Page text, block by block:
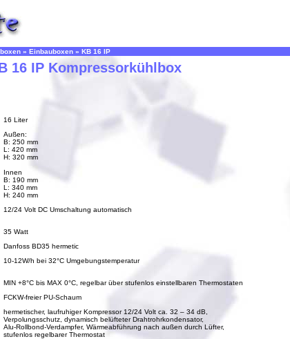
» Einbauboxen » KB 16 IP
16 IP Kompressorkühlbox
16 Liter
Außen:
B: 250 mm
L: 420 mm
H: 320 mm
Innen
B: 190 mm
L: 340 mm
H: 240 mm
12/24 Volt DC Umschaltung automatisch
35 Watt
Danfoss BD35 hermetic
10-12W/h bei 32°C Umgebungstemperatur
MIN +8°C bis MAX 0°C, regelbar über stufenlos einstellbaren Thermostaten
FCKW-freier PU-Schaum
hermetischer, laufruhiger Kompressor 12/24 Volt ca. 32 – 34 dB,
Verpolungsschutz, dynamisch belüfteter Drahtrohrkondensator,
Alu-Rollbond-Verdampfer, Wärmeabführung nach außen durch Lüfter,
stufenlos regelbarer Thermostat